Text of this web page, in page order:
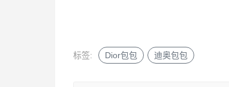
标签: Dior包包 迪奥包包